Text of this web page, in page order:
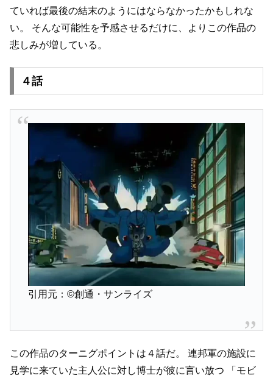
ていれば最後の結末のようにはならなかったかもしれな
い。
そんな可能性を予感させるだけに、よりこの作品の
悲しみが増している。
４話
引用元：©創通・サンライズ
この作品のターニグポイントは４話だ。
連邦軍の施設に
見学に来ていた主人公に対し博士が彼に言い放つ 「モビ